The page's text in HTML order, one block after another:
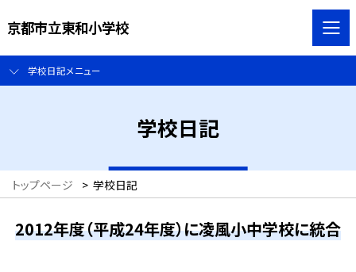
京都市立東和小学校
学校日記メニュー
学校日記
トップページ > 学校日記
2012年度（平成24年度）に凌風小中学校に統合